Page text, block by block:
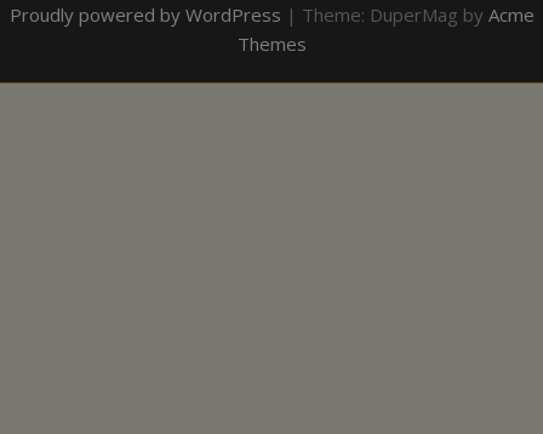
Proudly powered by WordPress | Theme: DuperMag by Acme
Themes